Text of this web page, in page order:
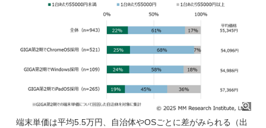
端末単価は平均5.5万円、自治体やOSごとに差がみられる（出